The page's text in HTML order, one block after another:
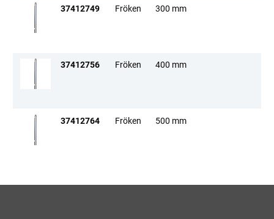
37412749 Fröken 300 mm
37412756 Fröken 400 mm
37412764 Fröken 500 mm